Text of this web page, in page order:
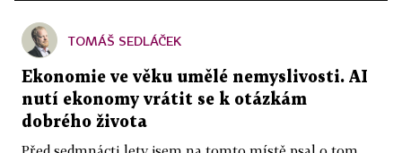
TOMÁŠ SEDLÁČEK
Ekonomie ve věku umělé nemyslivosti. AI
nutí ekonomy vrátit se k otázkám
dobrého života